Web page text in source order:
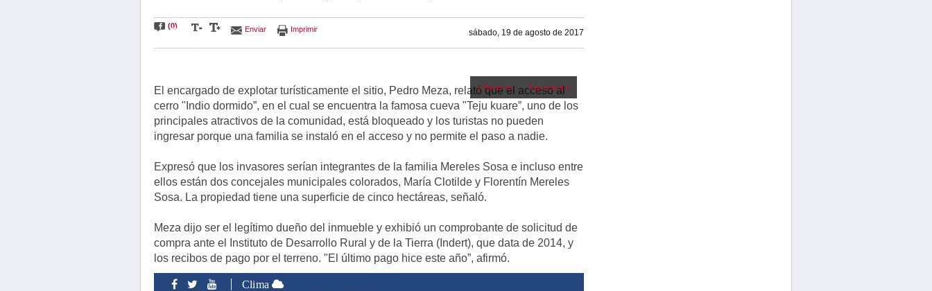
(0) Enviar Imprimir sábado, 19 de agosto de 2017
« Anterior Siguiente »
distrito de
Nueva
El encargado de explotar turísticamente el sitio, Pedro Meza, relató que el acceso al
cerro "Indio dormido”, en el cual se encuentra la famosa cueva "Teju kuare”, uno de los
principales atractivos de la comunidad, está bloqueado y los turistas no pueden
ingresar porque una familia se instaló en el acceso y no permite el paso a nadie.
Expresó que los invasores serían integrantes de la familia Mereles Sosa e incluso entre
ellos están dos concejales municipales colorados, María Clotilde y Florentín Mereles
Sosa. La propiedad tiene una superficie de cinco hectáreas, señaló.
Meza dijo ser el legítimo dueño del inmueble y exhibió un comprobante de solicitud de
compra ante el Instituto de Desarrollo Rural y de la Tierra (Indert), que data de 2014, y
los recibos de pago por el terreno. "El último pago hice este año”, afirmó.
Clima